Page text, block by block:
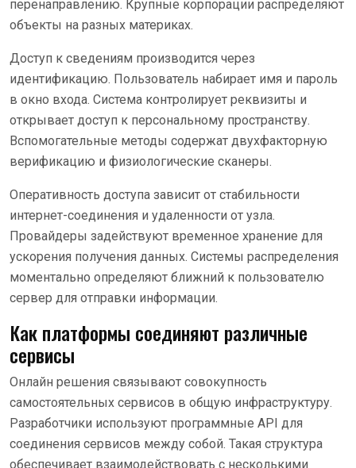
перенаправлению. Крупные корпорации распределяют
объекты на разных материках.
Доступ к сведениям производится через
идентификацию. Пользователь набирает имя и пароль
в окно входа. Система контролирует реквизиты и
открывает доступ к персональному пространству.
Вспомогательные методы содержат двухфакторную
верификацию и физиологические сканеры.
Оперативность доступа зависит от стабильности
интернет-соединения и удаленности от узла.
Провайдеры задействуют временное хранение для
ускорения получения данных. Системы распределения
моментально определяют ближний к пользователю
сервер для отправки информации.
Как платформы соединяют различные
сервисы
Онлайн решения связывают совокупность
самостоятельных сервисов в общую инфраструктуру.
Разработчики используют программные API для
соединения сервисов между собой. Такая структура
обеспечивает взаимодействовать с несколькими